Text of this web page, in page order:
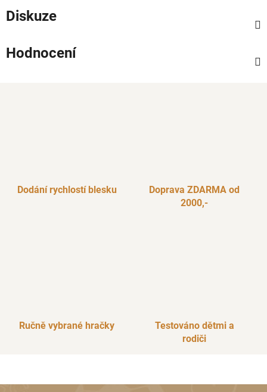
Diskuze
Hodnocení
Dodání rychlostí blesku
Doprava ZDARMA od
2000,-
Ručně vybrané hračky
Testováno dětmi a
rodiči